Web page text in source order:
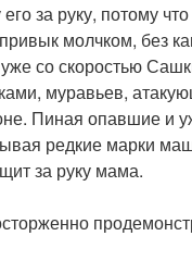
за руку, потому
молчком, без
со скоростью
муравьев,
Пиная опавшие и
редкие марки
за руку мама.